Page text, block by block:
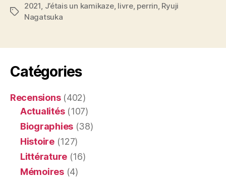
Étiquettes
2021 J’étais un kamikaze, livre, perrin Ryuji
Nagatsuka
Catégories
Recensions(402)
Actualités(107)
Biographies (38)
Histoire(127)
Littérature (16)
Mémoires(4)